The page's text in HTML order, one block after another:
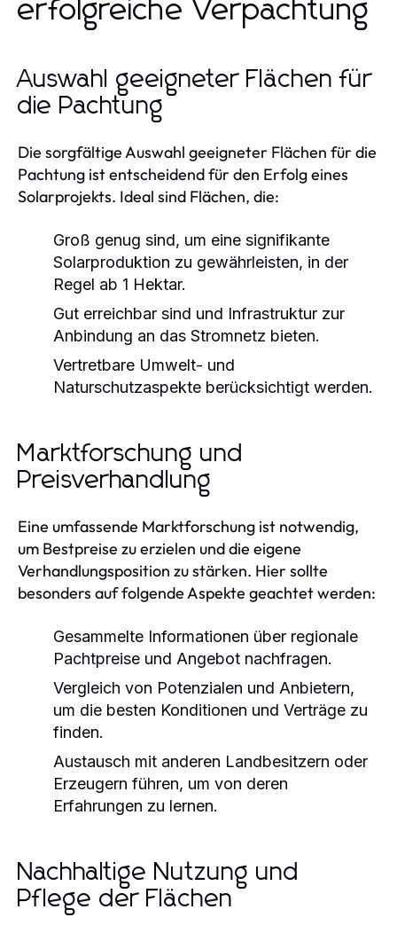
erfolgreiche Verpachtung
Auswahl geeigneter Flächen für
die Pachtung
Die sorgfältige Auswahl geeigneter Flächen für die
Pachtung ist entscheidend für den Erfolg eines
Solarprojekts. Ideal sind Flächen, die:
Groß genug sind, um eine signifikante
Solarproduktion zu gewährleisten, in der
Regel ab 1 Hektar.
Gut erreichbar sind und Infrastruktur zur
Anbindung an das Stromnetz bieten.
Vertretbare Umwelt- und
Naturschutzaspekte berücksichtigt werden.
Marktforschung und
Preisverhandlung
Eine umfassende Marktforschung ist notwendig,
um Bestpreise zu erzielen und die eigene
Verhandlungsposition zu stärken. Hier sollte
besonders auf folgende Aspekte geachtet werden:
Gesammelte Informationen über regionale
Pachtpreise und Angebot nachfragen.
Vergleich von Potenzialen und Anbietern,
um die besten Konditionen und Verträge zu
finden.
Austausch mit anderen Landbesitzern oder
Erzeugern führen, um von deren
Erfahrungen zu lernen.
Nachhaltige Nutzung und
Pflege der Flächen